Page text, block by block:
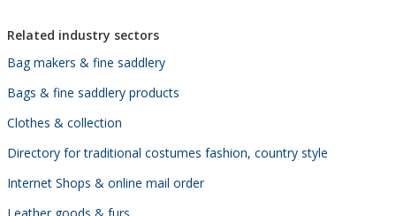
Related industry sectors
Bag makers & fine saddlery
Bags & fine saddlery products
Clothes & collection
Directory for traditional costumes fashion, country style
Internet Shops & online mail order